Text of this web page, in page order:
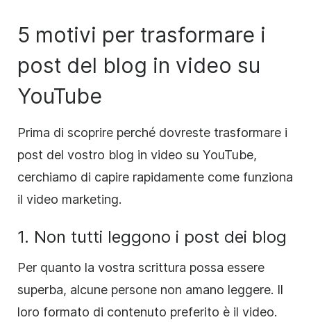
5 motivi per trasformare i
post del blog in video su
YouTube
Prima di scoprire perché dovreste trasformare i
post del vostro blog in video su YouTube,
cerchiamo di capire rapidamente come funziona
il video marketing.
1. Non tutti leggono i post dei blog
Per quanto la vostra scrittura possa essere
superba, alcune persone non amano leggere. Il
loro formato di contenuto preferito è il video.